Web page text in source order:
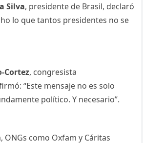
Silva, presidente de Brasil, declaró
lo que tantos presidentes no se
Cortez, congresista
“Este mensaje no es solo
político. Y necesario”.
ONGs como Oxfam y Cáritas